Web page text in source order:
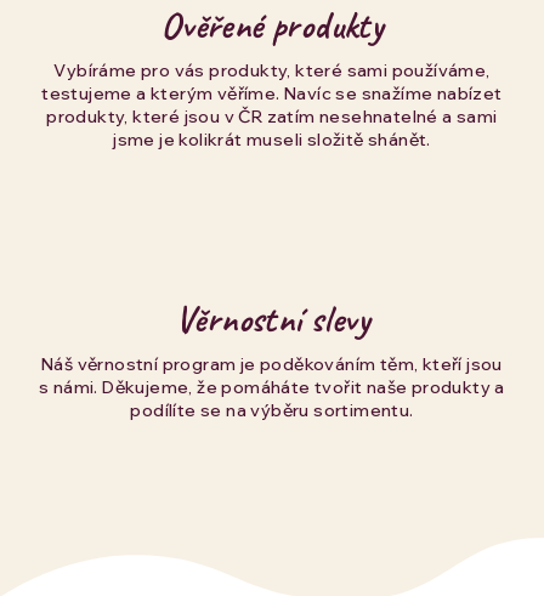
Ověřené produkty
Vybíráme pro vás produkty, které sami používáme,
testujeme a kterým věříme. Navíc se snažíme nabízet
produkty, které jsou v ČR zatím nesehnatelné a sami
jsme je kolikrát museli složitě shánět.
Věrnostní slevy
Náš věrnostní program je poděkováním těm, kteří jsou
s námi. Děkujeme, že pomáháte tvořit naše produkty a
podílíte se na výběru sortimentu.